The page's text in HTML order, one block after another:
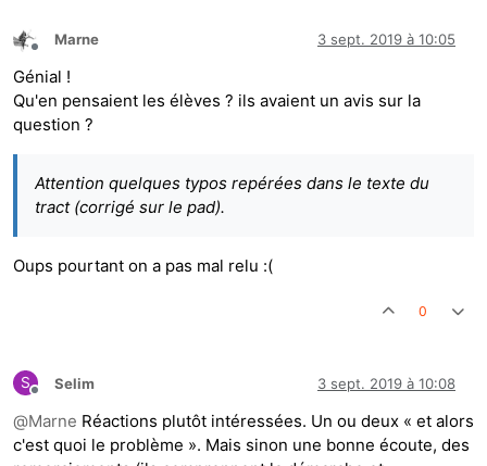
Hors-ligne
Marne 3 sept. 2019 à 10:05
Génial !
Qu'en pensaient les élèves ? ils avaient un avis sur la
question ?
Attention quelques typos repérées dans le texte du
tract (corrigé sur le pad).
Oups pourtant on a pas mal relu :(
0
S
Hors-ligne
Selim 3 sept. 2019 à 10:08
@Marne Réactions plutôt intéressées. Un ou deux « et alors
c'est quoi le problème ». Mais sinon une bonne écoute, des